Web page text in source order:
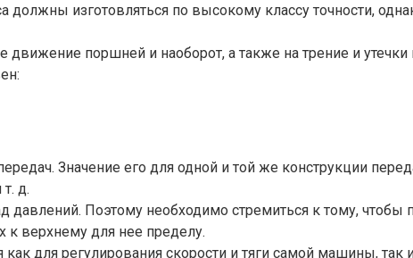
изготовляться по высокому классу точности,
движение поршней и наоборот, а также на трение и
Значение его для одной и той же конструкции
д.
Поэтому необходимо стремиться к тому,
к верхнему для нее пределу.
для регулирования скорости и тяги самой машины,